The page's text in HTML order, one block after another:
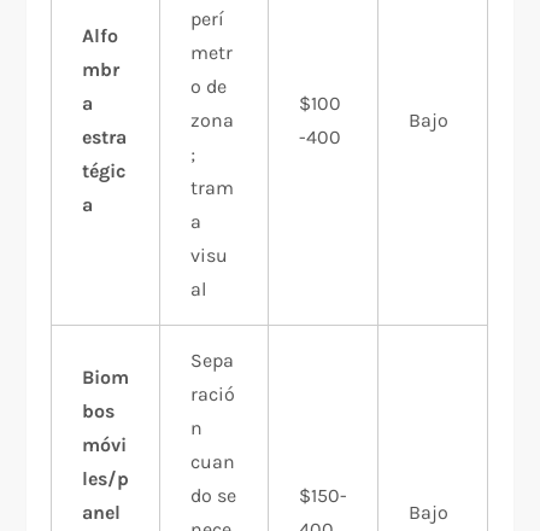
Alfo
mbr
a
estra
tégic
a
perí
metr
o de
zona
;
tram
a
visu
al
$100
-400
Bajo
Biom
bos
móvi
les/p
anel
Sepa
ració
n
cuan
do se
$150-
Bajo